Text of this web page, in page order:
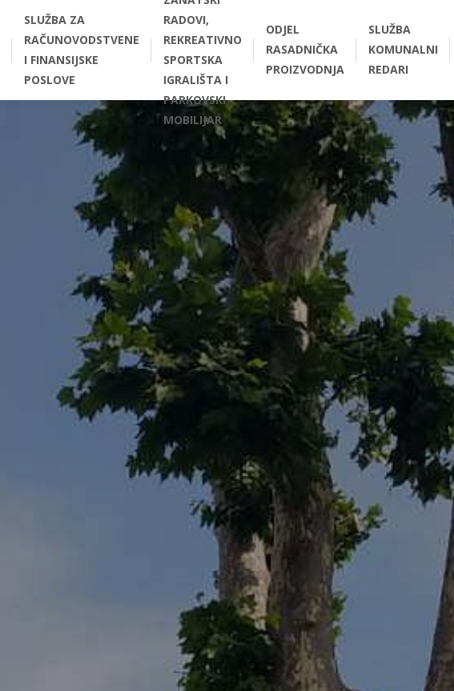
SLUŽBA ZA
RAČUNOVODSTVENE
I FINANSIJSKE
POSLOVE
RADOVI,
REKREATIVNO
SPORTSKA
IGRALIŠTA I
PARKOVSKI
MOBILIJAR
ODJEL
RASADNIČKA
PROIZVODNJA
SLUŽBA
KOMUNALNI
REDARI